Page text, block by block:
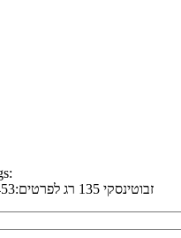
קסדת 3/4 קרבון CABERG זבוטינסקי 135 רג לפרטים:0522451453